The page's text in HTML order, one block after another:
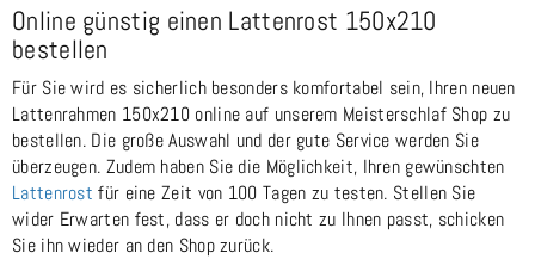
Online günstig einen Lattenrost 150x210
bestellen
Für Sie wird es sicherlich besonders komfortabel sein, Ihren neuen
Lattenrahmen 150x210 online auf unserem Meisterschlaf Shop zu
bestellen. Die große Auswahl und der gute Service werden Sie
überzeugen. Zudem haben Sie die Möglichkeit, Ihren gewünschten
Lattenrost für eine Zeit von 100 Tagen zu testen. Stellen Sie
wider Erwarten fest, dass er doch nicht zu Ihnen passt, schicken
Sie ihn wieder an den Shop zurück.